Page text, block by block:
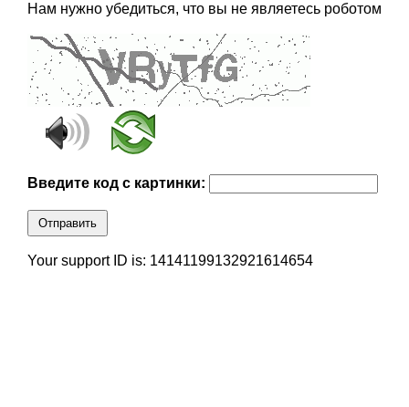
Нам нужно убедиться, что вы не являетесь роботом
Введите код с картинки:
Отправить
Your support ID is: 14141199132921614654